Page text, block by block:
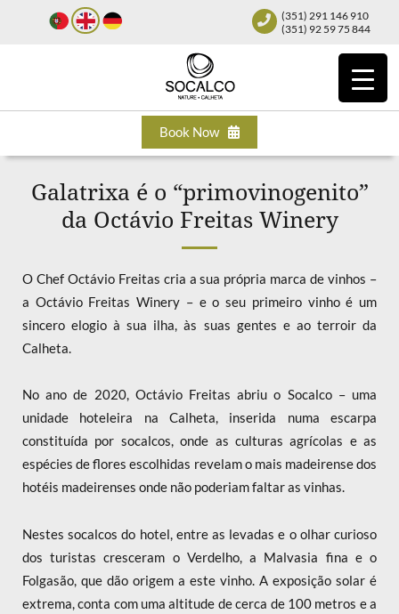
(351) 291 146 910
(351) 92 59 75 844
Book Now
Galatrixa é o “primovinogenito”
da Octávio Freitas Winery
O Chef Octávio Freitas cria a sua própria marca de vinhos –
a Octávio Freitas Winery – e o seu primeiro vinho é um
sincero elogio à sua ilha, às suas gentes e ao terroir da
Calheta.
No ano de 2020, Octávio Freitas abriu o Socalco – uma
unidade hoteleira na Calheta, inserida numa escarpa
constituída por socalcos, onde as culturas agrícolas e as
espécies de flores escolhidas revelam o mais madeirense dos
hotéis madeirenses onde não poderiam faltar as vinhas.
Nestes socalcos do hotel, entre as levadas e o olhar curioso
dos turistas cresceram o Verdelho, a Malvasia fina e o
Folgasão, que dão origem a este vinho. A exposição solar é
extrema, conta com uma altitude de cerca de 100 metros e a